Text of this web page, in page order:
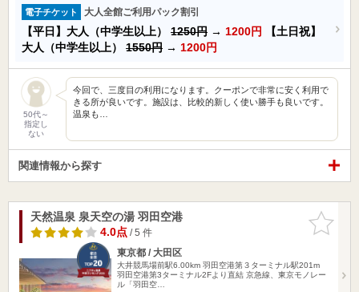
電子チケット 大人全館ご利用パック割引
【平日】大人（中学生以上） 1250円 → 1200円
【土日祝】
大人（中学生以上） 1550円 → 1200円
50代～
指定し
ない
今回で、三度目の利用になります。クーポンで非常に安く利用で
きる所が良いです。施設は、比較的新しく使い勝手も良いです。
温泉も…
関連情報から探す
お気に入
りに追加
天然温泉 泉天空の湯 羽田空港
4.0点/ 5 件
東京都 / 大田区
大井競馬場前駅6.00km 羽田空港第３ターミナル駅201m
羽田空港第3ターミナル2Fより直結 京急線、東京モノレー
ル「羽田空…